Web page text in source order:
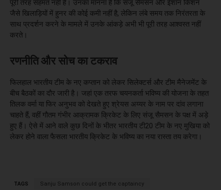
पूरी तरह सहमत नहीं हैं। उनका मानना है कि संजू सैमसन और ईशान किशन
जैसे खिलाड़ियों में हुनर की कोई कमी नहीं है, लेकिन लंबे समय तक निरंतरता के
साथ प्रदर्शन करने के मामले में उनके आंकड़े अभी भी पूरी तरह आश्वस्त नहीं
करते।
रणनीति और सोच का टकराव
फिलहाल भारतीय टीम के नए कप्तान को लेकर सिलेक्टर्स और टीम मैनेजमेंट के
बीच बैठकों का दौर जारी है। जहां एक तरफ चयनकर्ता भविष्य की योजना के तहत
तिलक वर्मा या फिर अनुभव को देखते हुए श्रेयस अय्यर के नाम पर दांव लगाना
चाहते हैं, वहीं गौतम गंभीर आक्रामक क्रिकेट के लिए संजू सैमसन के पक्ष में अड़े
हुए हैं। ऐसे में आने वाले कुछ दिनों के भीतर भारतीय टी20 टीम के नए मुखिया को
लेकर होने वाला फैसला भारतीय क्रिकेट के भविष्य का नया रास्ता तय करेगा।
TAGS Sanju Samson could get the captaincy